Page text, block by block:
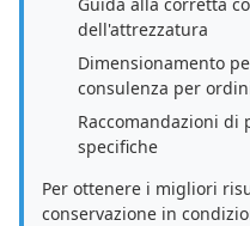
dell'attrezzatura
Dimensionamento
consulenza per
Raccomandazioni
specifiche
Per ottenere i migliori
conservazione in